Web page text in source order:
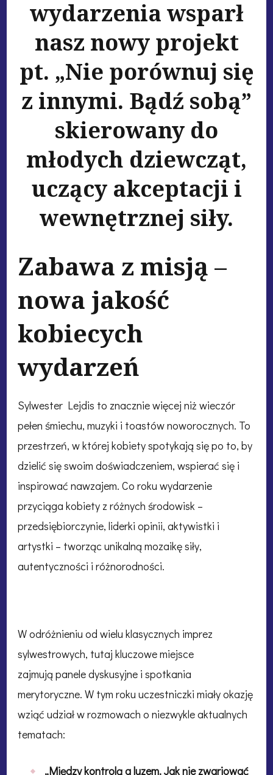
wydarzenia wsparł
nasz nowy projekt
pt. „Nie porównuj się
z innymi. Bądź sobą”
skierowany do
młodych dziewcząt,
uczący akceptacji i
wewnętrznej siły.
Zabawa z misją –
nowa jakość
kobiecych
wydarzeń
Sylwester Lejdis to znacznie więcej niż wieczór
pełen śmiechu, muzyki i toastów noworocznych. To
przestrzeń, w której kobiety spotykają się po to, by
dzielić się swoim doświadczeniem, wspierać się i
inspirować nawzajem. Co roku wydarzenie
przyciąga kobiety z różnych środowisk –
przedsiębiorczynie, liderki opinii, aktywistki i
artystki – tworząc unikalną mozaikę siły,
autentyczności i różnorodności.
W odróżnieniu od wielu klasycznych imprez
sylwestrowych, tutaj kluczowe miejsce
zajmują panele dyskusyjne i spotkania
merytoryczne. W tym roku uczestniczki miały okazję
wziąć udział w rozmowach o niezwykle aktualnych
tematach:
„Między kontrolą a luzem. Jak nie zwariować